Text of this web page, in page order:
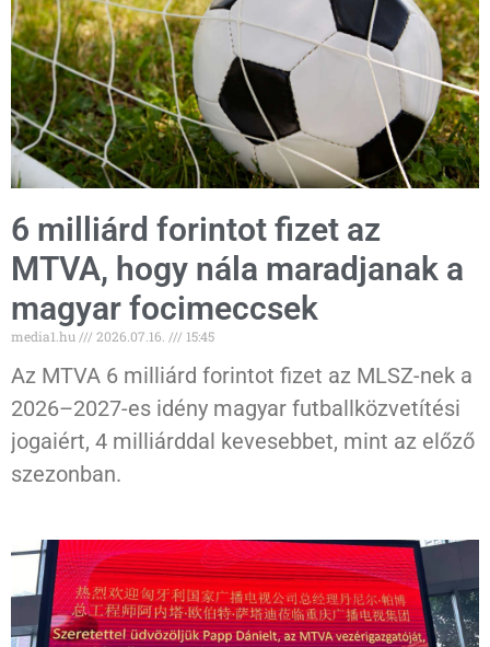
6 milliárd forintot fizet az
MTVA, hogy nála maradjanak a
magyar focimeccsek
media1.hu 2026.07.16. 15:45
Az MTVA 6 milliárd forintot fizet az MLSZ-nek a
2026–2027-es idény magyar futballközvetítési
jogaiért, 4 milliárddal kevesebbet, mint az előző
szezonban.